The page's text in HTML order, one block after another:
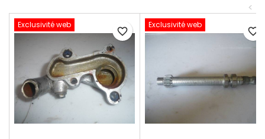
<
Exclusivité web
favorite_border
Exclusivité web
favorite_border